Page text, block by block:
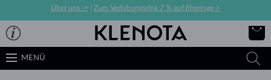
Über uns -> Zum Verlobungsring 7 % auf Eheringe->
MENÜ